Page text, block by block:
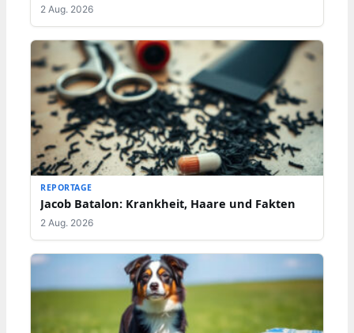
2 Aug. 2026
REPORTAGE
Jacob Batalon: Krankheit, Haare und Fakten
2 Aug. 2026